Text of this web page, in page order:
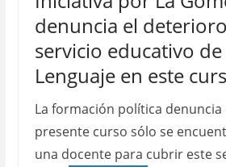
denuncia el
servicio educativo
Lenguaje en este
La formación política denuncia
presente curso sólo se
una docente para cubrir este